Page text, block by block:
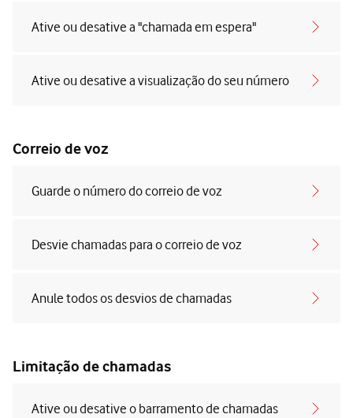
Ative ou desative a "chamada em espera"
Ative ou desative a visualização do seu número
Correio de voz
Guarde o número do correio de voz
Desvie chamadas para o correio de voz
Anule todos os desvios de chamadas
Limitação de chamadas
Ative ou desative o barramento de chamadas